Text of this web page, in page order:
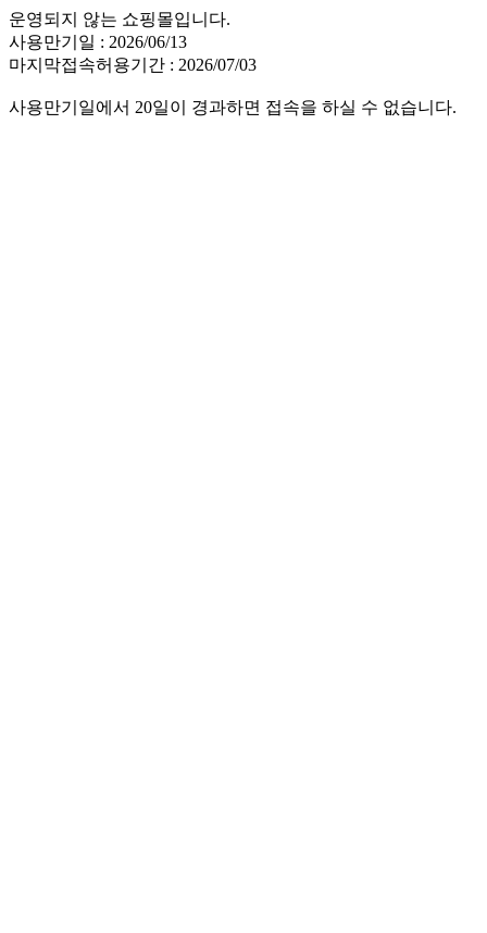
운영되지 않는 쇼핑몰입니다.
사용만기일 : 2026/06/13
마지막접속허용기간 : 2026/07/03
사용만기일에서 20일이 경과하면 접속을 하실 수 없습니다.